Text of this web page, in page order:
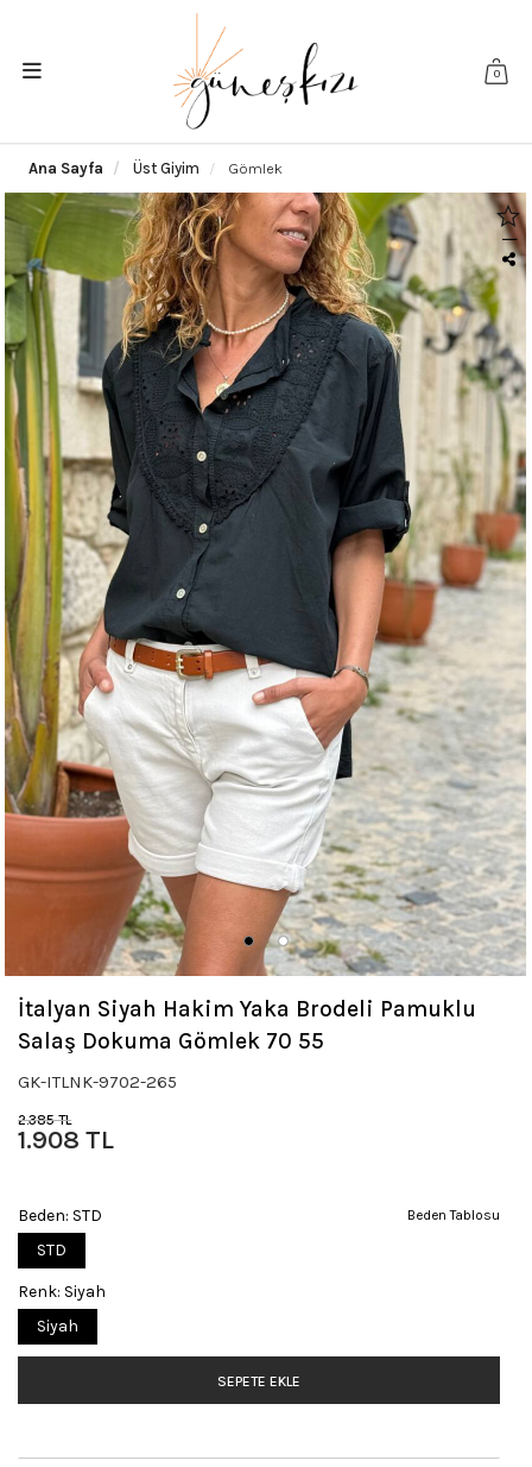
0
Ana Sayfa Üst Giyim Gömlek
İtalyan Siyah Hakim Yaka Brodeli Pamuklu
Salaş Dokuma Gömlek 70 55
GK-ITLNK-9702-265
2.385 TL
1.908 TL
Beden Tablosu
Beden: STD
STD
Renk: Siyah
Siyah
SEPETE EKLE